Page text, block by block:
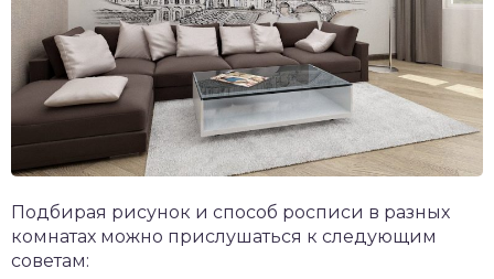
Подбирая рисунок и способ росписи в разных
комнатах можно прислушаться к следующим
советам: